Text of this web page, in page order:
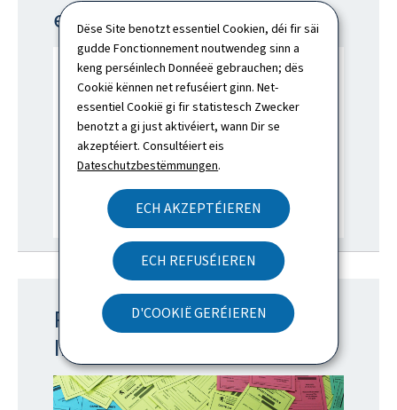
Dëse Site benotzt essentiel Cookien, déi fir säi
gudde Fonctionnement noutwendeg sinn a
keng perséinlech Donnéeë gebrauchen; dës
Cookië kënnen net refuséiert ginn. Net-
essentiel Cookië gi fir statistesch Zwecker
benotzt a gi just aktivéiert, wann Dir se
akzeptéiert. Consultéiert eis
Dateschutzbestëmmungen.
ECH AKZEPTÉIEREN
ECH REFUSÉIEREN
D'COOKIË GERÉIEREN
eID
Prioritéits- an
Invaliditéitskaarten